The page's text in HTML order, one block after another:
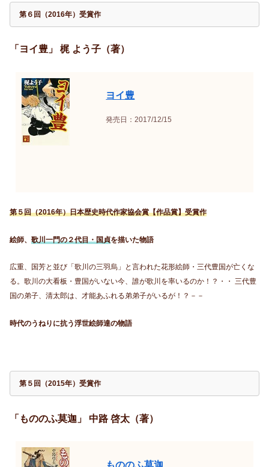
第６回（2016年）受賞作
「ヨイ豊」 梶 よう子（著）
ヨイ豊
発売日：2017/12/15
第５回（2016年）日本歴史時代作家協会賞【作品賞】受賞作
絵師、 歌川一門の２代目・国貞を描いた物語
広重、国芳と並び「歌川の三羽烏」と言われた花形絵師・三代豊国が亡くな
る。歌川の大看板・豊国がいない今、誰が歌川を率いるのか！？・・ 三代豊
国の弟子、清太郎は、才能あふれる弟弟子がいるが！？－－
時代のうねりに抗う浮世絵師達の物語
第５回（2015年）受賞作
「もののふ莫迦」 中路 啓太（著）
もののふ莫迦